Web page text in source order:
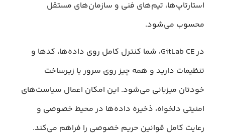
استارتاپ‌ها، تیم‌های فنی و سازمان‌های مستقل
محسوب می‌شود.
در GitLab CE، شما کنترل کامل روی داده‌ها، کدها و
تنظیمات دارید و همه چیز روی سرور یا زیرساخت
خودتان میزبانی می‌شود. این امکان اعمال سیاست‌های
امنیتی دلخواه، ذخیره داده‌ها در محیط خصوصی و
رعایت کامل قوانین حریم خصوصی را فراهم می‌کند.